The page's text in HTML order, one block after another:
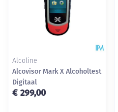
Alcoline
Alcovisor Mark X Alcoholtest
Digitaal
€ 299,00